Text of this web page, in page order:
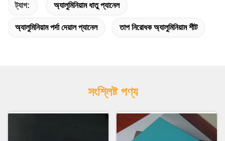
ট্যাগ: অ্যালুমিনিয়াম ধাতু প্যানেল
অ্যালুমিনিয়াম পর্দা দেয়াল প্যানেল তাপ নিরোধক অ্যালুমিনিয়াম শীট
সংশ্লিষ্ট পণ্য